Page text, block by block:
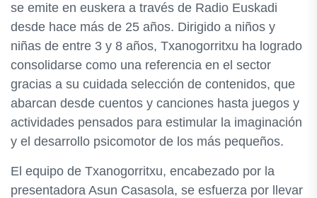
se emite en euskera a través de Radio Euskadi
desde hace más de 25 años. Dirigido a niños y
niñas de entre 3 y 8 años, Txanogorritxu ha logrado
consolidarse como una referencia en el sector
gracias a su cuidada selección de contenidos, que
abarcan desde cuentos y canciones hasta juegos y
actividades pensados para estimular la imaginación
y el desarrollo psicomotor de los más pequeños.
El equipo de Txanogorritxu, encabezado por la
presentadora Asun Casasola, se esfuerza por llevar